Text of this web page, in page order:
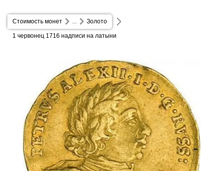
Стоимость монет Золото
...
1 червонец 1716 надписи на латыни